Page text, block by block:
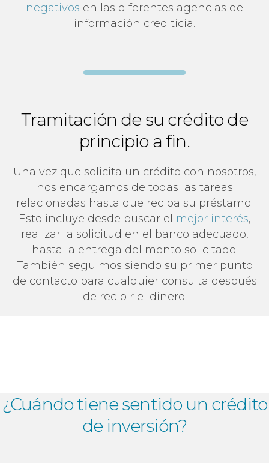
negativos en las diferentes agencias de
información crediticia.
Tramitación de su crédito de
principio a fin.
Una vez que solicita un crédito con nosotros,
nos encargamos de todas las tareas
relacionadas hasta que reciba su préstamo.
Esto incluye desde buscar el mejor interés,
realizar la solicitud en el banco adecuado,
hasta la entrega del monto solicitado.
También seguimos siendo su primer punto
de contacto para cualquier consulta después
de recibir el dinero.
¿Cuándo tiene sentido un crédito
de inversión?